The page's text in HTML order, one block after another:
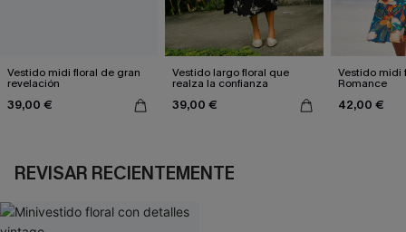
Vestido midi floral de gran
revelación
39,00 €
Vestido largo floral que
realza la confianza
39,00 €
Vestido midi
Romance
42,00 €
REVISAR RECIENTEMENTE